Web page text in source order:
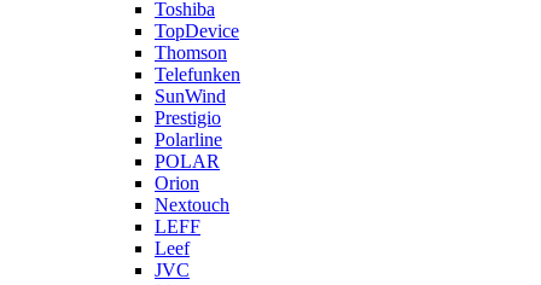
Toshiba
TopDevice
Thomson
Telefunken
SunWind
Prestigio
Polarline
POLAR
Orion
Nextouch
LEFF
Leef
JVC